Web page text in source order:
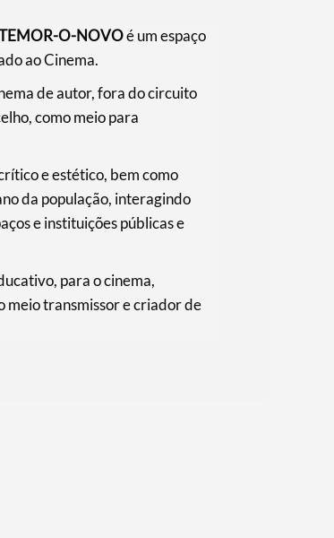
O-NOVOé um espaço
ao Cinema.
de autor, fora do circuito
como meio para
e estético, bem como
da população, interagindo
e instituições públicas e
para o cinema,
meio transmissor e criador de